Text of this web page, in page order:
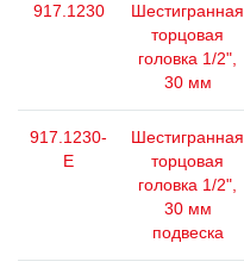
917.1230
Шестигранная
торцовая
головка 1/2",
30 мм
917.1230-
E
Шестигранная
торцовая
головка 1/2",
30 мм
подвеска